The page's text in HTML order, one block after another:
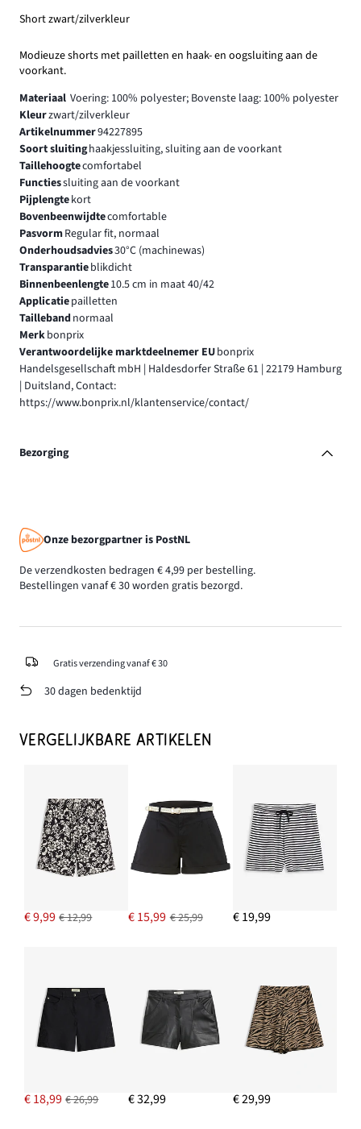
Short zwart/zilverkleur
Modieuze shorts met pailletten en haak- en oogsluiting aan de
voorkant.
Materiaal Voering: 100% polyester; Bovenste laag: 100% polyester
Kleurzwart/zilverkleur
Artikelnummer94227895
Soort sluitinghaakjessluiting, sluiting aan de voorkant
Taillehoogtecomfortabel
Functiessluiting aan de voorkant
Pijplengtekort
Bovenbeenwijdtecomfortable
PasvormRegular fit, normaal
Onderhoudsadvies30°C (machinewas)
Transparantieblikdicht
Binnenbeenlengte10.5 cm in maat 40/42
Applicatiepailletten
Taillebandnormaal
Merkbonprix
Verantwoordelijke marktdeelnemer EUbonprix
Handelsgesellschaft mbH | Haldesdorfer Straße 61 | 22179 Hamburg
| Duitsland, Contact:
https://www.bonprix.nl/klantenservice/contact/
Bezorging
Onze bezorgpartner is PostNL
De verzendkosten bedragen € 4,99 per bestelling.
Bestellingen vanaf € 30 worden gratis bezorgd.
Gratis verzending vanaf € 30
30 dagen bedenktijd
VERGELIJKBARE ARTIKELEN
€ 9,99 € 12,99 € 15,99 € 25,99 € 19,99
€ 18,99 € 26,99 € 32,99 € 29,99